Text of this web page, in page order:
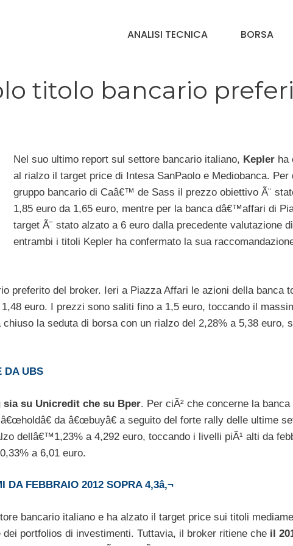
ANALISI TECNICA BORSA
titolo bancario
Nel suo ultimo report sul settore bancario italiano, Keplerha
al rialzo il target price di Intesa SanPaolo e Mediobanca. Per
gruppo bancario di Caâ€™ de Sass il prezzo obiettivo Ã¨
1,85 euro da 1,65 euro, mentre per la banca dâ€™affari di
target Ã¨ stato alzato a 6 euro dalla precedente valutazione
entrambi i titoli Kepler ha confermato la sua
preferito del broker. Ieri a Piazza Affari le azioni della banca
euro. I prezzi sono saliti fino a 1,5 euro, toccando il
chiuso la seduta di borsa con un rialzo del 2,28% a 5,38 euro,
DA UBS
su Unicredit che su Bper. Per ciÃ² che concerne la
da â€œbuyâ€ a seguito del forte rally delle ultime
dellâ€™1,23% a 4,292 euro, toccando i livelli piÃ¹ alti da
a 6,01 euro.
DA FEBBRAIO 2012 SOPRA 4,3â‚¬
bancario italiano e ha alzato il target price sui titoli
portfolios di investimenti. Tuttavia, il broker ritiene che il